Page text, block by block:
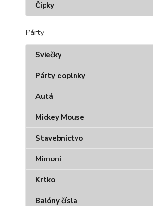
Čipky
Párty
Sviečky
Párty doplnky
Autá
Mickey Mouse
Stavebníctvo
Mimoni
Krtko
Balóny čísla